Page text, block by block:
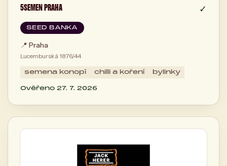
5SEMEN PRAHA ✓
SEED BANKA
📍 Praha
Lucemburská 1876/44
semena konopí chilli a koření bylinky
Ověřeno 27. 7. 2026